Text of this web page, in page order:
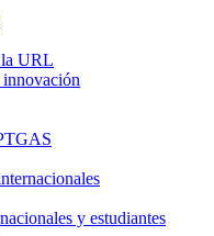
la URL
y estudiantes